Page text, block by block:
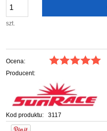
szt.
Ocena:
Producent:
Kod produktu: 3117